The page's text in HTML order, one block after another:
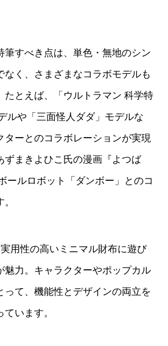
筆すべき点は、単色・無地のシン
なく、さまざまなコラボモデルも
たとえば、「ウルトラマン 科学特
ルや「三面怪人ダダ」モデルな
ターとのコラボレーションが実現
ずまきよひこ氏の漫画『よつば
ールロボット「ダンボー」とのコ
用性の高いミニマル財布に遊び
魅力。キャラクターやポップカル
って、機能性とデザインの両立を
います。